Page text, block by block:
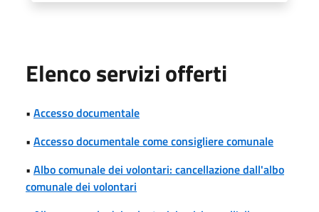
Elenco servizi offerti
• Accesso documentale
• Accesso documentale come consigliere comunale
• Albo comunale dei volontari: cancellazione dall'albo
comunale dei volontari